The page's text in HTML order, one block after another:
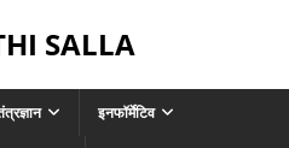
SALLA
इनफॉर्मेटिव